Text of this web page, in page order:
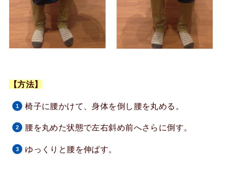
【方法】
椅子に腰かけて、身体を倒し腰を丸める。
腰を丸めた状態で左右斜め前へさらに倒す。
ゆっくりと腰を伸ばす。